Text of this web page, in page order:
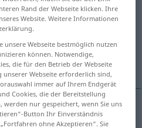
anklicken/antippen)
Steinflachs
Rand der Webseite klicken. Ihre
Website. Weitere Informationen
unsere Webseite bestmöglich nutzen
können. Notwendige,
die für den Betrieb der Webseite
Webseite erforderlich sind,
immer auf Ihrem Endgerät
Cookies, die der Bereitstellung
nur gespeichert, wenn Sie uns
Button Ihr Einverständnis
ohne Akzeptieren“. Sie